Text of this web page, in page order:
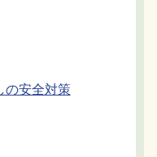
の安全対策